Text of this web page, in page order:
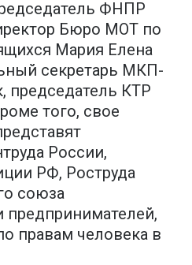
ФНПР
Бюро МОТ по
Мария Елена
секретарь МКП-
председатель КТР
того, свое
России,
РФ, Роструда
союза
правам человека в